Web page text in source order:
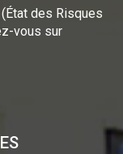
des Risques
vous sur